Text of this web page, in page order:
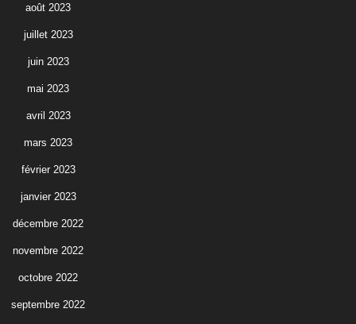
août 2023
juillet 2023
juin 2023
mai 2023
avril 2023
mars 2023
février 2023
janvier 2023
décembre 2022
novembre 2022
octobre 2022
septembre 2022